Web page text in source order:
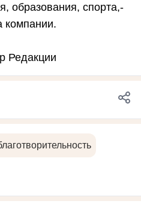
образования, спорта,-
компании.
Редакции